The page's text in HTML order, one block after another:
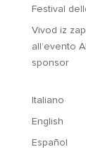
Festival
Vivod iz
all’evento
sponsor
Italiano
English
Español